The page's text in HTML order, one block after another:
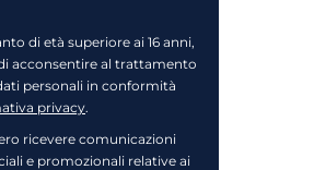
di età superiore ai 16 anni,
acconsentire al trattamento
personali in conformità
privacy.
ricevere comunicazioni
e promozionali relative ai